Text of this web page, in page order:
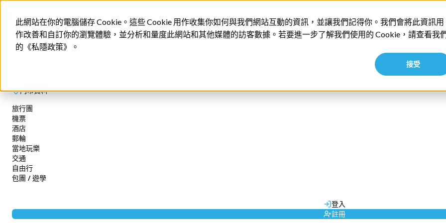
此網站在你的電腦儲存 Cookie。這些 Cookie 用作收集你如何與我們網站互動的資訊，並讓我們記得你。我們會將此資訊用
作改善和自訂你的瀏覽體驗，並分析和量度此網站和其他媒體的訪客數據。若要進一步了解我們使用的 Cookie，請查看我
的《私隱政策》。
接受
網上訂單查詢
2152 3599
(週一至週五 09:30-17:30)
公眾假期除外
booking@texpert.com
查詢專綫
機票 / 自由行
尊賞假期
郵輪
門市資料
旅行團
機票
酒店
郵輪
當地玩樂
交通
城市交通 | 機場快線
城市交通 | 包車
自由行
包團 / 遊學
登入
註冊